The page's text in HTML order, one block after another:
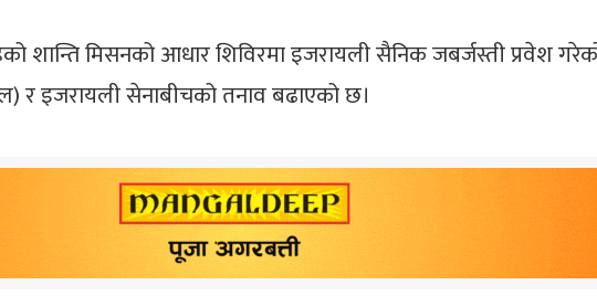
शान्ति मिसनको आधार शिविरमा इजरायली सैनिक जबर्जस्ती प्रवेश
र इजरायली सेनाबीचको तनाव बढाएको छ।